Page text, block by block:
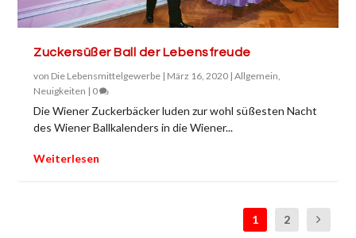
Zuckersüßer Ball der Lebensfreude
von Die Lebensmittelgewerbe | März 16, 2020 |Allgemein,
Neuigkeiten | 0
Die Wiener Zuckerbäcker luden zur wohl süßesten Nacht
des Wiener Ballkalenders in die Wiener...
Weiterlesen
1 2